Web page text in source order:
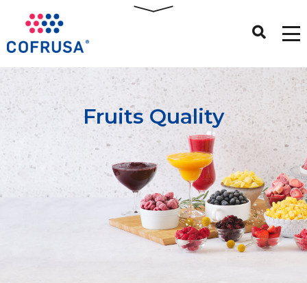
Fruits Quality